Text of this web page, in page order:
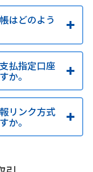
はどのよう
払指定口座
か。
リンク方式
か。